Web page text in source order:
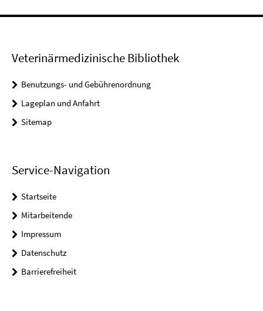
Veterinärmedizinische Bibliothek
Benutzungs- und Gebührenordnung
Lageplan und Anfahrt
Sitemap
Service-Navigation
Startseite
Mitarbeitende
Impressum
Datenschutz
Barrierefreiheit